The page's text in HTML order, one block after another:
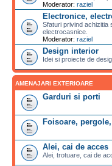
Moderator: raziel
Electronice,
Sfaturi privind achizitia
electrocasnice.
Moderator: raziel
Design interior
Idei si proiecte de
AMENAJARI EXTERIOARE
Garduri si porti
Foisoare,
Alei, cai de acces
Alei, trotuare, cai de